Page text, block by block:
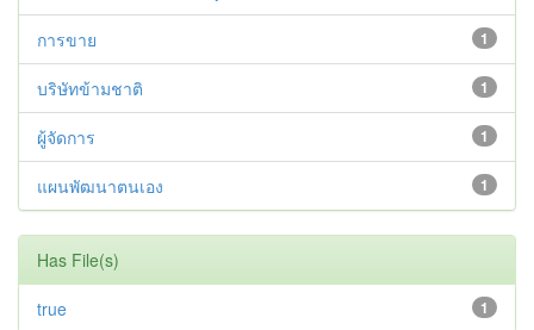
1
การขาย
1
บริษัทข้ามชาติ
1
ผู้จัดการ
1
แผนพัฒนาตนเอง
Has File(s)
1
true